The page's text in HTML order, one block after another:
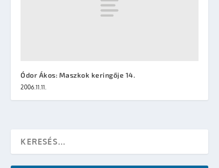
Ódor Ákos: Maszkok keringője 14.
2006.11.11.